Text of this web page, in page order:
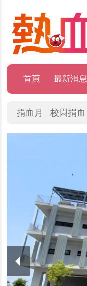
首頁 最新消息
捐血月 校園捐血